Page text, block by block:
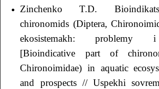
Zinchenko T.D.
chironomids (Diptera,
ekosistemakh: problemy
[Bioindicative part of
Chironoimidae) in aquatic
and prospects // Uspekhi